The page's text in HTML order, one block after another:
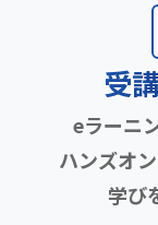
受
eラーニ
ハンズオ
学び